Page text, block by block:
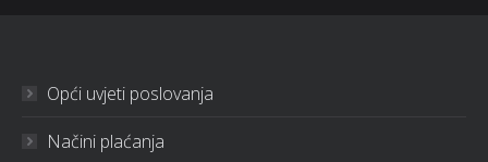
Opći uvjeti poslovanja
Načini plaćanja